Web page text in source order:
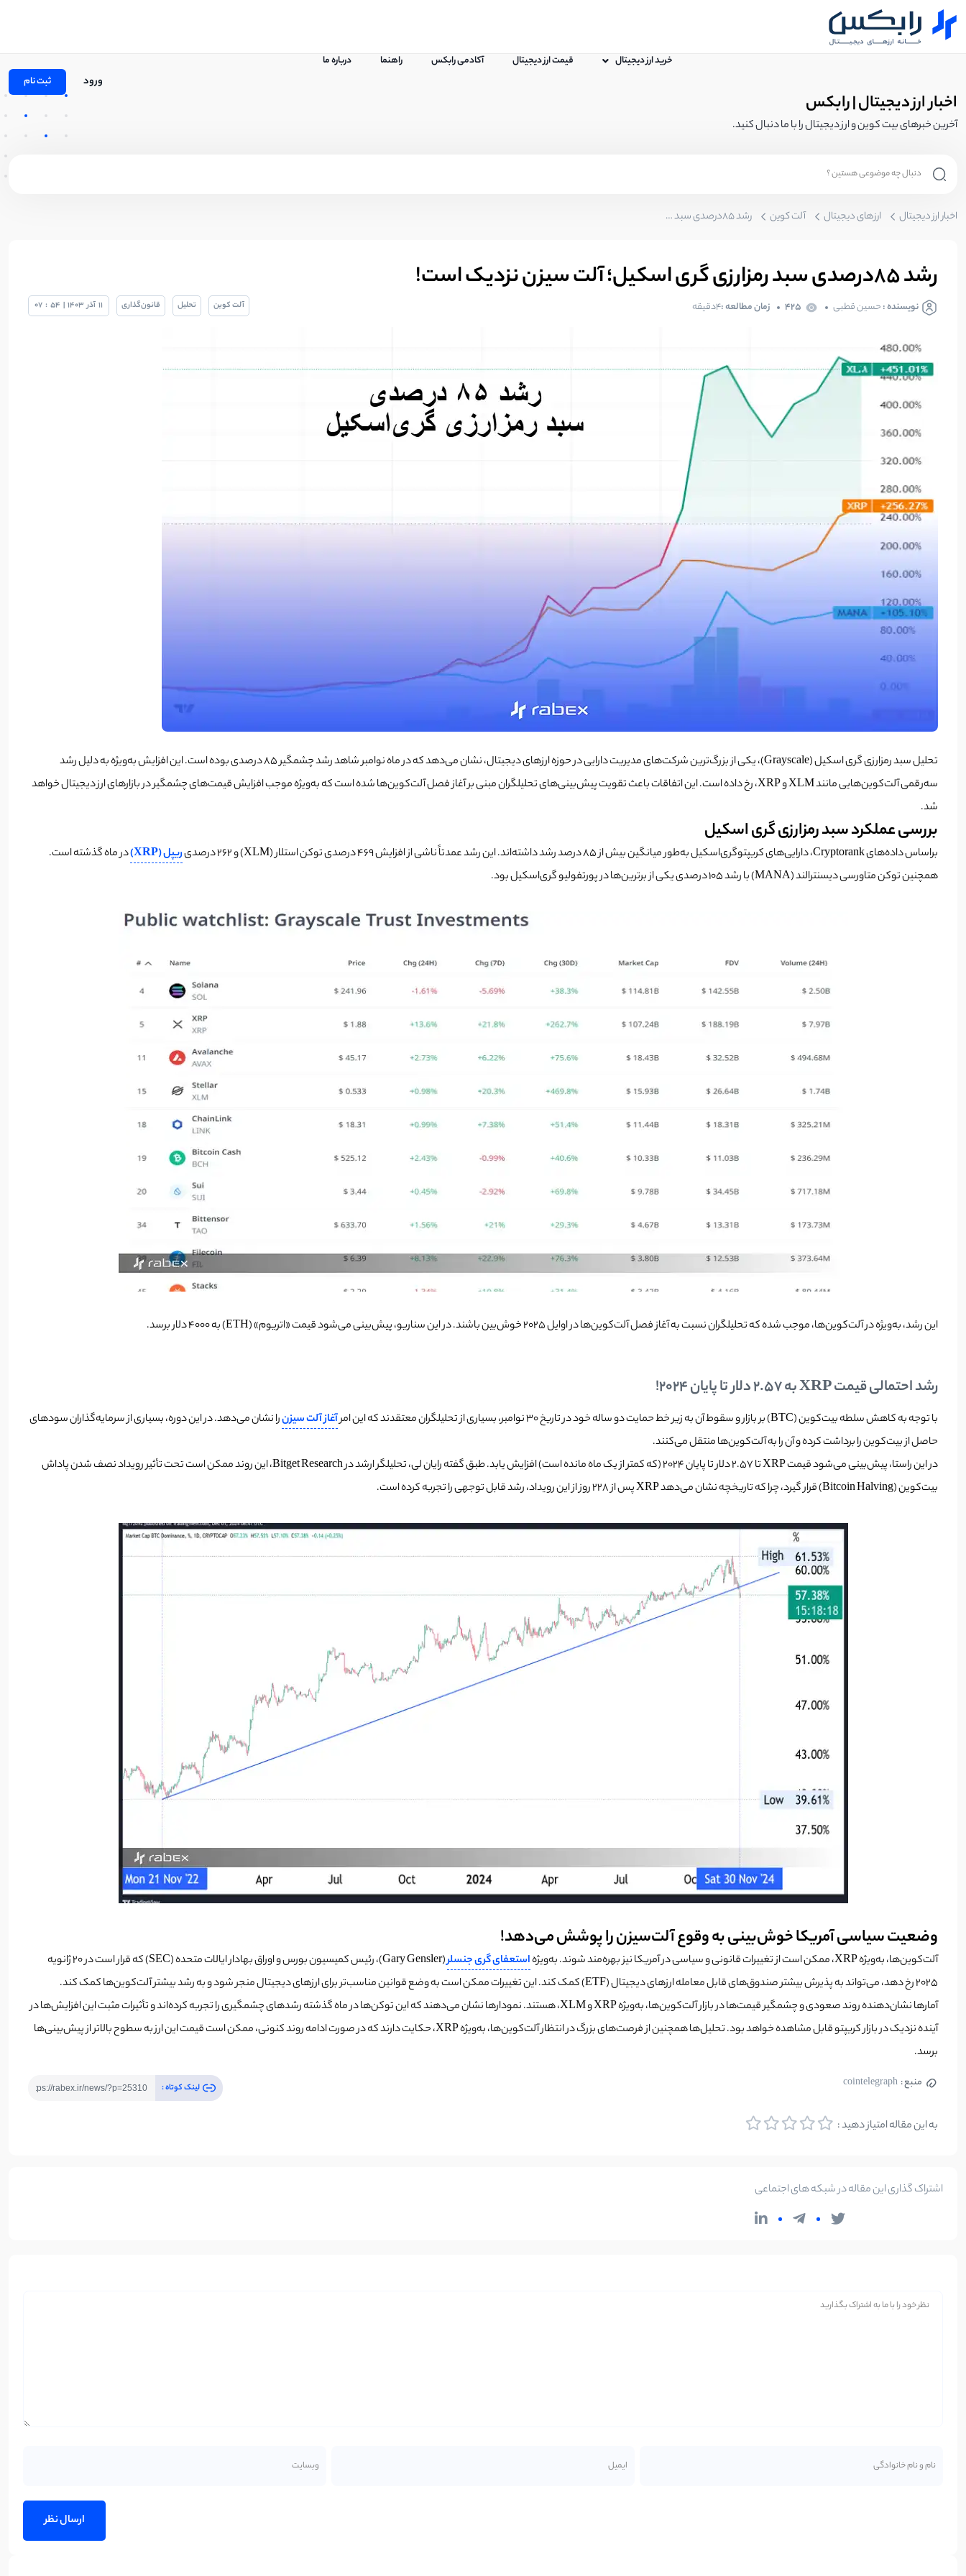
خرید ارز دیجیتال قیمت ارز دیجیتال آکادمی رابکس راهنما درباره ما
ورود ثبت نام
اخبار ارز دیجیتال | رابکس
آخرین خبرهای بیت کوین و ارز دیجیتال را با ما دنبال کنید.
اخبار ارز دیجیتال ارزهای دیجیتال آلت کوین رشد 85درصدی سبد رمزارزی گری اسکیل؛ آلت سیزن نزدیک است!
رشد 85درصدی سبد رمزارزی گری اسکیل؛ آلت سیزن نزدیک است!
نویسنده :حسین قطبی 425 زمان مطالعه :4دقیقه آلت کوین تحلیل قانون‌گذاری 11 آذر 1403
|
54
:
07
تحلیل سبد رمزارزی گری اسکیل (Grayscale)، یکی از بزرگ‌ترین شرکت‌های مدیریت دارایی در حوزه ارزهای دیجیتال، نشان می‌دهد که در ماه نوامبر شاهد رشد چشمگیر 85 درصدی بوده است. این افزایش به‌ویژه به دلیل رشد
سه‌رقمی آلت‌کوین‌هایی مانند XLM و XRP، رخ داده است. این اتفاقات باعث تقویت پیش‌بینی‌های تحلیلگران مبنی بر آغاز فصل آلت‌کوین‌ها شده است که به‌ویژه موجب افزایش قیمت‌های چشمگیر در بازارهای ارز دیجیتال خواهد
شد.
بررسی عملکرد سبد رمزارزی گری اسکیل
براساس داده‌های Cryptorank، دارایی‌های کریپتوگری‌اسکیل به‌طور میانگین بیش از 85 درصد رشد داشته‌اند. این رشد عمدتاً ناشی از افزایش 469 درصدی توکن استلار (XLM) و 262 درصدی ریپل (XRP)
در ماه گذشته است.
همچنین توکن متاورسی دیسنترالند (MANA) با رشد 105 درصدی یکی از برترین‌ها در پورتفولیو گری‌اسکیل بود.
این رشد‌، به‌ویژه در آلت‌کوین‌ها، موجب شده‌ که تحلیلگران نسبت به آغاز فصل آلت‌کوین‌ها در اوایل 2025 خوش‌بین باشند. در این سناریو، پیش‌بینی می‌شود قیمت «اتریوم» (ETH) به 4000 دلار برسد.
رشد احتمالی قیمت XRP به 2.57 دلار تا پایان 2024!
با توجه به کاهش سلطه بیت‌کوین (BTC) بر بازار و سقوط آن به زیر خط حمایت دو ساله خود در تاریخ 30 نوامبر، بسیاری از تحلیلگران معتقدند که این امر آغاز آلت سیزنرا نشان می‌دهد. در این دوره، بسیاری از سرمایه‌گذاران سودهای
حاصل از بیت‌کوین را برداشت کرده و آن را به آلت‌کوین‌ها منتقل می‌کنند.
در این راستا، پیش‌بینی می‌شود قیمت XRP تا 2.57 دلار تا پایان 2024 (که کمتر از یک ماه مانده است) افزایش یابد. طبق گفته رایان لی، تحلیلگر ارشد در Bitget Research، این روند ممکن است تحت تأثیر رویداد نصف شدن پاداش
بیت‌کوین (Bitcoin Halving) قرار گیرد، چرا که تاریخچه نشان می‌دهد XRP پس از 228 روز از این رویداد، رشد قابل توجهی را تجربه کرده است.
وضعیت سیاسی آمریکا خوش‌بینی به وقوع آلت‌سیزن را پوشش می‌دهد!
آلت‌کوین‌ها، به‌ویژه XRP، ممکن است از تغییرات قانونی و سیاسی در آمریکا نیز بهره‌مند شوند. به‌ویژه استعفای گری جنسلر
(Gary Gensler)، رئیس کمیسیون بورس و اوراق بهادار ایالات متحده (SEC) که قرار است در 20 ژانویه
2025 رخ دهد، می‌تواند به پذیرش بیشتر صندوق‌های قابل معامله ارزهای دیجیتال (ETF) کمک کند. این تغییرات ممکن است به وضع قوانین مناسب‌تر برای ارزهای دیجیتال منجر شود و به رشد بیشتر آلت‌کوین‌ها کمک کند.
آمارها نشان‌دهنده روند صعودی و چشمگیر قیمت‌ها در بازار آلت‌کوین‌ها، به‌ویژه XRP و XLM، هستند. نمودارها نشان می‌دهند که این توکن‌ها در ماه گذشته رشد‌های چشمگیری را تجربه کرده‌اند و تأثیرات مثبت این افزایش‌ها در
آینده نزدیک در بازار کریپتو قابل مشاهده خواهد بود. تحلیل‌ها همچنین از فرصت‌های بزرگ در انتظار آلت‌کوین‌ها، به‌ویژه XRP، حکایت دارند که در صورت ادامه روند کنونی، ممکن است قیمت این ارز به سطوح بالاتر از پیش‌بینی‌ها
برسد.
منبع : cointelegraph
به این مقاله امتیاز دهید :
لینک کوتاه :
اشتراک گذاری این مقاله در شبکه های اجتماعی